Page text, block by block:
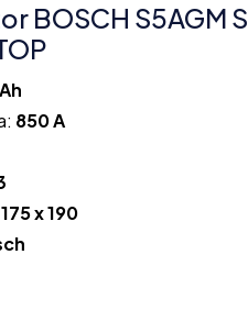
BOSCH S5AGM
850 A
x 190